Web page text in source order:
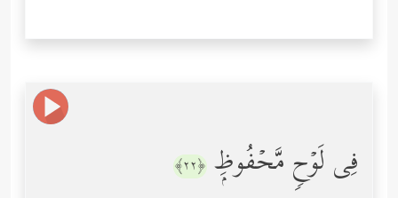
فِی لَوۡحࣲ مَّحۡفُوظِۭ ﴿٢٢﴾